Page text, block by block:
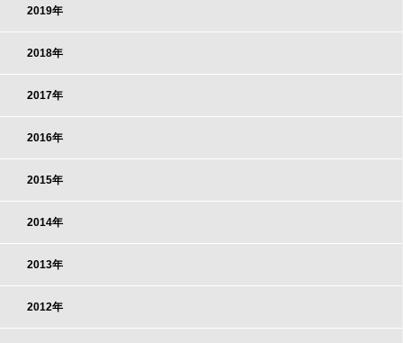
2019年
2018年
2017年
2016年
2015年
2014年
2013年
2012年